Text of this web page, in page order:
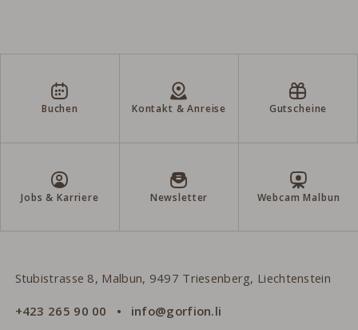
Buchen Kontakt & Anreise Gutscheine
Jobs & Karriere Newsletter Webcam Malbun
Stubistrasse 8, Malbun, 9497 Triesenberg, Liechtenstein
+423 265 90 00 info@gorfion.li